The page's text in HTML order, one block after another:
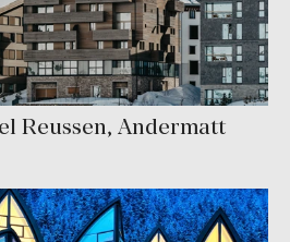
Reussen, Andermatt